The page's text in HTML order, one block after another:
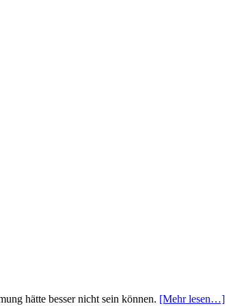
hätte besser nicht sein können. [Mehr lesen…]